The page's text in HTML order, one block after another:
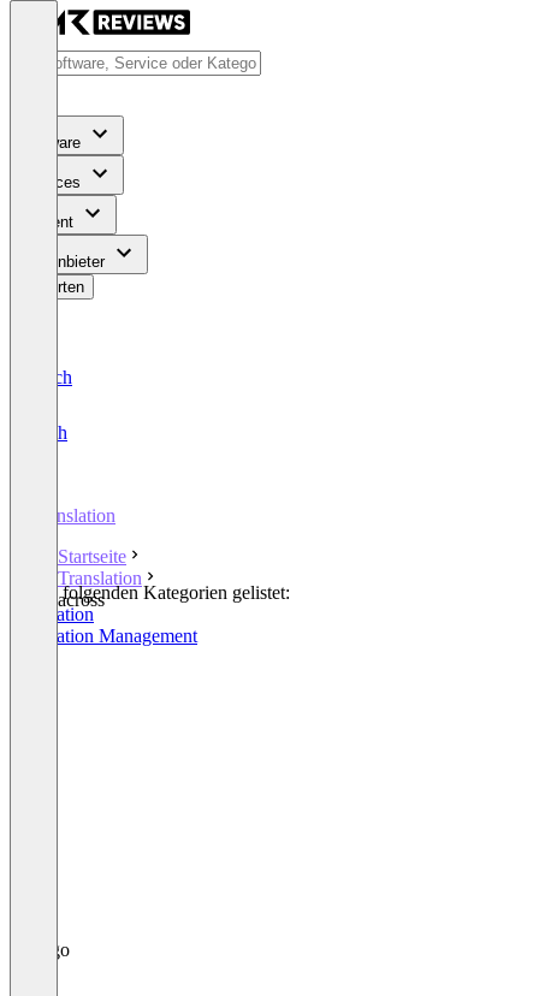
Software
Services
Content
Für Anbieter
Bewerten
Deutsch
English
Translation
Startseite
Translation
across
In den folgenden Kategorien gelistet:
Translation
Translation Management